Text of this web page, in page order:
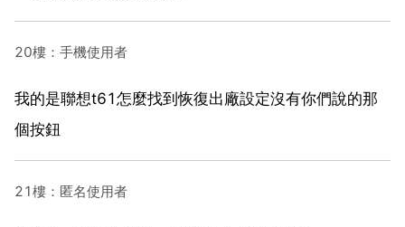
20樓：手機使用者
我的是聯想t61怎麼找到恢復出廠設定沒有你們說的那
個按鈕
21樓：匿名使用者